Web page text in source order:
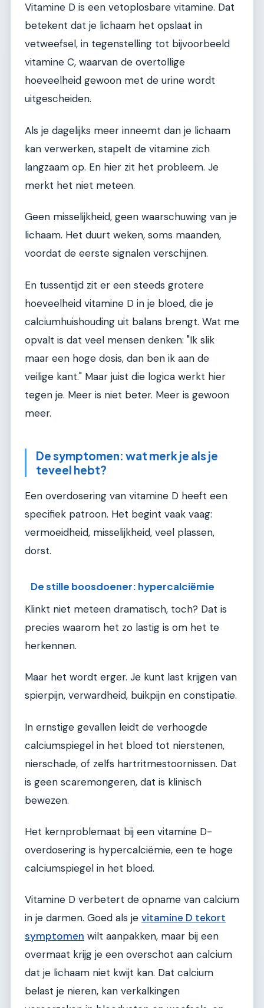
Vitamine D is een vetoplosbare vitamine. Dat
betekent dat je lichaam het opslaat in
vetweefsel, in tegenstelling tot bijvoorbeeld
vitamine C, waarvan de overtollige
hoeveelheid gewoon met de urine wordt
uitgescheiden.
Als je dagelijks meer inneemt dan je lichaam
kan verwerken, stapelt de vitamine zich
langzaam op. En hier zit het probleem. Je
merkt het niet meteen.
Geen misselijkheid, geen waarschuwing van je
lichaam. Het duurt weken, soms maanden,
voordat de eerste signalen verschijnen.
En tussentijd zit er een steeds grotere
hoeveelheid vitamine D in je bloed, die je
calciumhuishouding uit balans brengt. Wat me
opvalt is dat veel mensen denken: "Ik slik
maar een hoge dosis, dan ben ik aan de
veilige kant." Maar juist die logica werkt hier
tegen je. Meer is niet beter. Meer is gewoon
meer.
De symptomen: wat merk je als je
teveel hebt?
Een overdosering van vitamine D heeft een
specifiek patroon. Het begint vaak vaag:
vermoeidheid, misselijkheid, veel plassen,
dorst.
De stille boosdoener: hypercalciëmie
Klinkt niet meteen dramatisch, toch? Dat is
precies waarom het zo lastig is om het te
herkennen.
Maar het wordt erger. Je kunt last krijgen van
spierpijn, verwardheid, buikpijn en constipatie.
In ernstige gevallen leidt de verhoogde
calciumspiegel in het bloed tot nierstenen,
nierschade, of zelfs hartritmestoornissen. Dat
is geen scaremongeren, dat is klinisch
bewezen.
Het kernproblemaat bij een vitamine D-
overdosering is hypercalciëmie, een te hoge
calciumspiegel in het bloed.
Vitamine D verbetert de opname van calcium
in je darmen. Goed als je vitamine D tekort
symptomen wilt aanpakken, maar bij een
overmaat krijg je een overschot aan calcium
dat je lichaam niet kwijt kan. Dat calcium
belast je nieren, kan verkalkingen